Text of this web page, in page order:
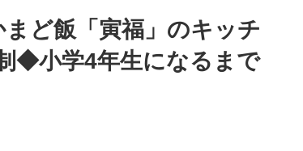
まど飯「寅福」のキッチ
◆小学4年生になるまで